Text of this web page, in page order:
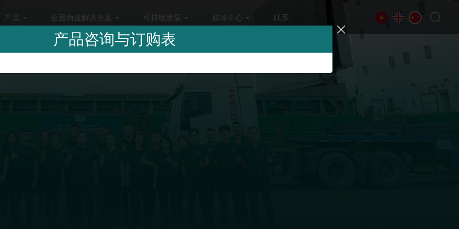
产品 全面商业解决方案 可持续发展 媒体中心 联系
产品咨询与订购表